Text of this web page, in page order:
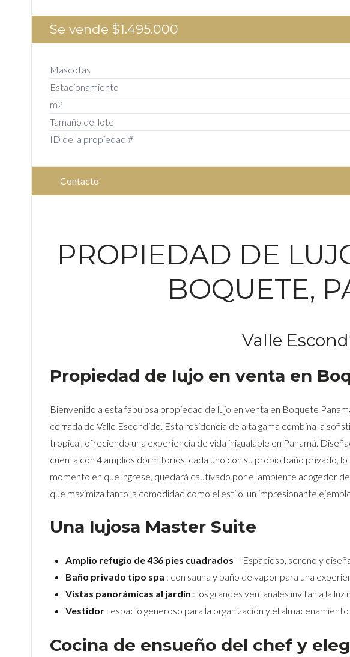
Se vende $1.495.000
Mascotas
Estacionamiento
m2
Tamaño del lote
ID de la propiedad #
Contacto
PROPIEDAD DE
BOQUETE,
Valle
Propiedad de lujo en venta en
Bienvenido a esta fabulosa propiedad de lujo en venta en Boquete
cerrada de Valle Escondido. Esta residencia de alta gama combina la
tropical, ofreciendo una experiencia de vida inigualable en Panamá.
cuenta con 4 amplios dormitorios, cada uno con su propio baño privado,
momento en que ingrese, quedará cautivado por el ambiente acogedor
que maximiza tanto la comodidad como el estilo, un impresionante
Una lujosa Master Suite
Amplio refugio de 436 pies cuadrados – Espacioso, sereno y
Baño privado tipo spa : con sauna y baño de vapor para una
Vistas panorámicas al jardín : los grandes ventanales invitan a la
Vestidor: espacio generoso para la organización y el
Cocina de ensueño del chef y